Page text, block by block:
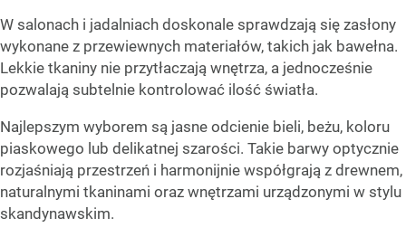
W salonach i jadalniach doskonale sprawdzają się zasłony
wykonane z przewiewnych materiałów, takich jak bawełna.
Lekkie tkaniny nie przytłaczają wnętrza, a jednocześnie
pozwalają subtelnie kontrolować ilość światła.
Najlepszym wyborem są jasne odcienie bieli, beżu, koloru
piaskowego lub delikatnej szarości. Takie barwy optycznie
rozjaśniają przestrzeń i harmonijnie współgrają z drewnem,
naturalnymi tkaninami oraz wnętrzami urządzonymi w stylu
skandynawskim.